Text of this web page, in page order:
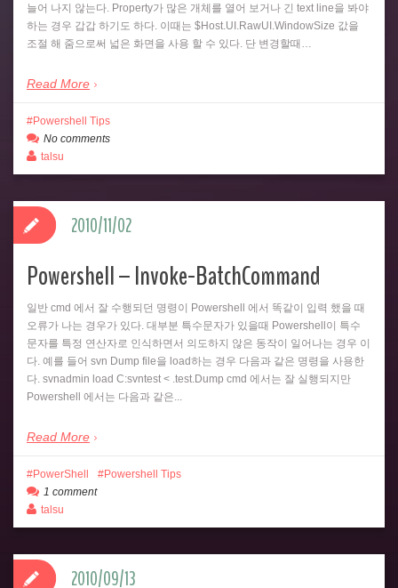
늘어 나지 않는다. Property가 많은 개체를 열어 보거나 긴 text line을 봐야
하는 경우 갑갑 하기도 하다. 이때는 $Host.UI.RawUI.WindowSize 값을
조절 해 줌으로써 넓은 화면을 사용 할 수 있다. 단 변경할때…
Read More
Powershell Tips
No comments
talsu
Powershell – Invoke-BatchCommand
일반 cmd 에서 잘 수행되던 명령이 Powershell 에서 똑같이 입력 했을 때
오류가 나는 경우가 있다. 대부분 특수문자가 있을때 Powershell이 특수
문자를 특정 연산자로 인식하면서 의도하지 않은 동작이 일어나는 경우 이
다. 예를 들어 svn Dump file을 load하는 경우 다음과 같은 명령을 사용한
다. svnadmin load C:svntest < .test.Dump cmd 에서는 잘 실행되지만
Powershell 에서는 다음과 같은...
Read More
2010/11/02
PowerShell
Powershell Tips
1 comment
talsu
2010/09/13